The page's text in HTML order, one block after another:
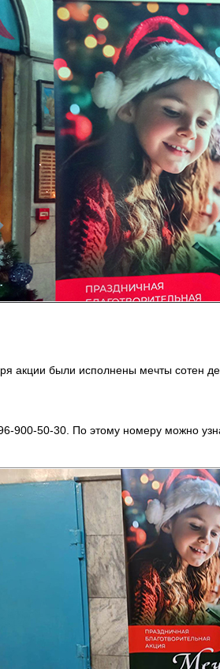
акции были исполнены мечты сотен
900-50-30. По этому номеру можно